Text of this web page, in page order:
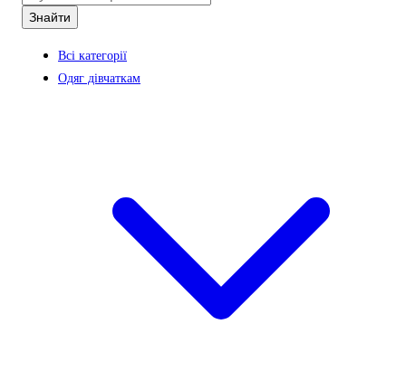
Знайти
Всі категорії
Одяг дівчаткам